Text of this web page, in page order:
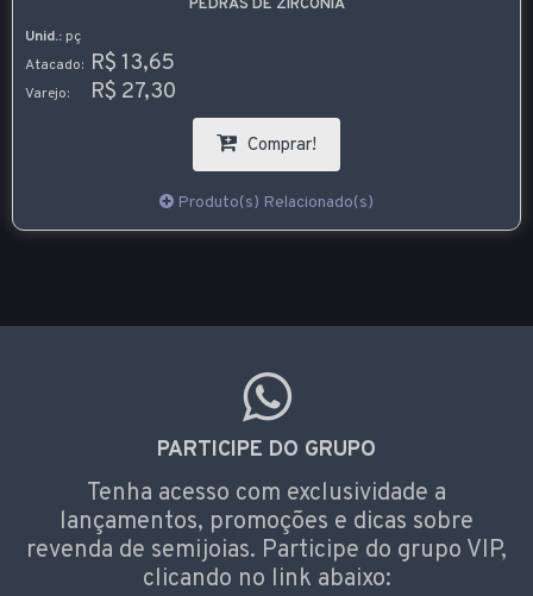
PEDRAS DE ZIRCÔNIA
Unid.: pç
Atacado: R$ 13,65
Varejo: R$ 27,30
Comprar!
Produto(s) Relacionado(s)
PARTICIPE DO GRUPO
Tenha acesso com exclusividade a
lançamentos, promoções e dicas sobre
revenda de semijoias. Participe do grupo VIP,
clicando no link abaixo: